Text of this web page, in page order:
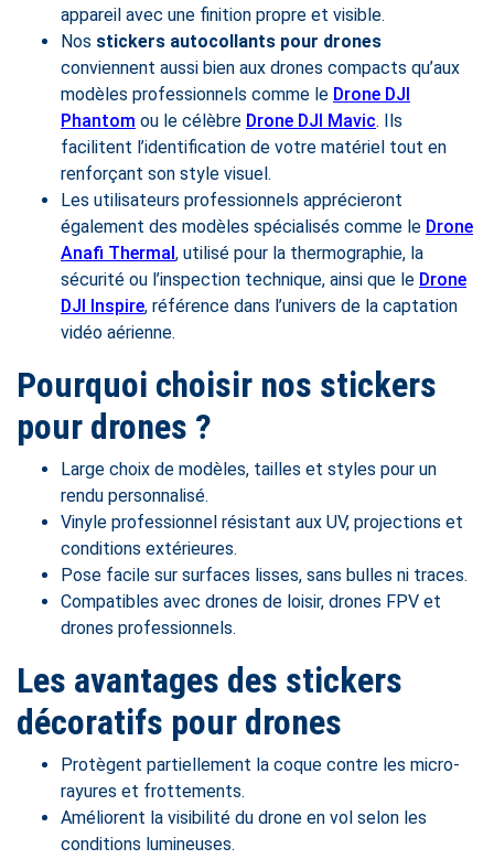
appareil avec une finition propre et visible.
Nos stickers autocollants pour drones
conviennent aussi bien aux drones compacts qu’aux
modèles professionnels comme le Drone DJI
Phantom ou le célèbre Drone DJI Mavic. Ils
facilitent l’identification de votre matériel tout en
renforçant son style visuel.
Les utilisateurs professionnels apprécieront
également des modèles spécialisés comme le Drone
Anafi Thermal, utilisé pour la thermographie, la
sécurité ou l’inspection technique, ainsi que le Drone
DJI Inspire, référence dans l’univers de la captation
vidéo aérienne.
Pourquoi choisir nos stickers
pour drones ?
Large choix de modèles, tailles et styles pour un
rendu personnalisé.
Vinyle professionnel résistant aux UV, projections et
conditions extérieures.
Pose facile sur surfaces lisses, sans bulles ni traces.
Compatibles avec drones de loisir, drones FPV et
drones professionnels.
Les avantages des stickers
décoratifs pour drones
Protègent partiellement la coque contre les micro-
rayures et frottements.
Améliorent la visibilité du drone en vol selon les
conditions lumineuses.